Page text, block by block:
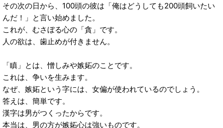
その次の日から、100頭の彼は「俺はどうしても200頭飼いたい
んだ！」と言い始めました。
これが、むさぼる心の「貪」です。
人の欲は、歯止めが付きません。
「瞋」とは、憎しみや嫉妬のことです。
これは、争いを生みます。
なぜ、嫉妬という字には、女偏が使われているのでしょう。
答えは、簡単です。
漢字は男がつくったからです。
本当は、男の方が嫉妬心は強いものです。